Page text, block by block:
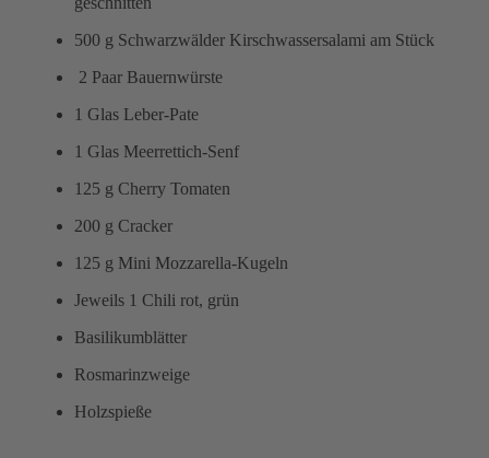
500 g Schwarzwälder Kirschwassersalami am Stück
2 Paar Bauernwürste
1 Glas Leber-Pate
1 Glas Meerrettich-Senf
125 g Cherry Tomaten
200 g Cracker
125 g Mini Mozzarella-Kugeln
Jeweils 1 Chili rot, grün
Basilikumblätter
Rosmarinzweige
Holzspieße